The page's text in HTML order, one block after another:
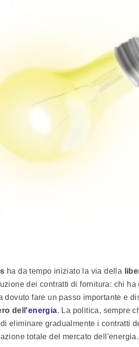
ha da tempo iniziato la via della
dei contratti di fornitura: chi ha
dovuto fare un passo importante e
dell'energia. La politica, sempre
eliminare gradualmente i contratti
totale del mercato dell'energia.